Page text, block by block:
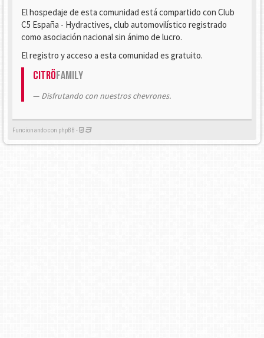
El hospedaje de esta comunidad está compartido con Club
C5 España - Hydractives, club automovilístico registrado
como asociación nacional sin ánimo de lucro.
El registro y acceso a esta comunidad es gratuito.
CitröFamily
Disfrutando con nuestros chevrones.
Funcionando con phpBB -